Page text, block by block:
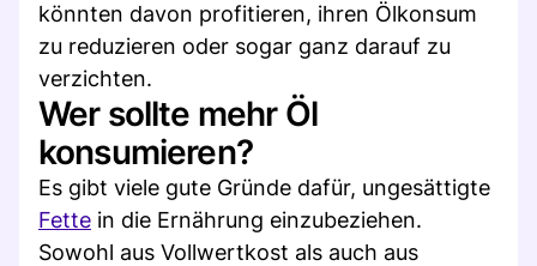
könnten davon profitieren, ihren Ölkonsum
zu reduzieren oder sogar ganz darauf zu
verzichten.
Wer sollte mehr Öl
konsumieren?
Es gibt viele gute Gründe dafür, ungesättigte
Fette in die Ernährung einzubeziehen.
Sowohl aus Vollwertkost als auch aus